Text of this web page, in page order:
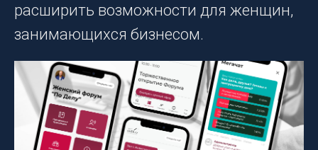
расширить возможности для женщин,
занимающихся бизнесом.